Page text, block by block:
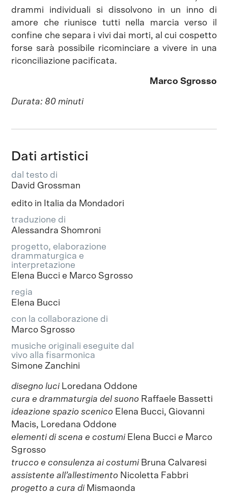
drammi individuali si dissolvono in un inno di
amore che riunisce tutti nella marcia verso il
confine che separa i vivi dai morti, al cui cospetto
forse sarà possibile ricominciare a vivere in una
riconciliazione pacificata.
Marco Sgrosso
Durata: 80 minuti
Dati artistici
dal testo di
David Grossman
edito in Italia da Mondadori
traduzione di
Alessandra Shomroni
progetto, elaborazione
drammaturgica e
interpretazione
Elena Bucci e Marco Sgrosso
regia
Elena Bucci
con la collaborazione di
Marco Sgrosso
musiche originali eseguite dal
vivo alla fisarmonica
Simone Zanchini
disegno luci Loredana Oddone
cura e drammaturgia del suono Raffaele Bassetti
ideazione spazio scenico Elena Bucci, Giovanni
Macis, Loredana Oddone
elementi di scena e costumi Elena Buccie Marco
Sgrosso
trucco e consulenza ai costumi Bruna Calvaresi
assistente all’allestimento Nicoletta Fabbri
progetto a cura di Mismaonda